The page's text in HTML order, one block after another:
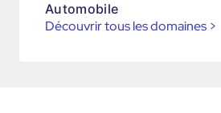
Automobile
Découvrir tous les domaines >